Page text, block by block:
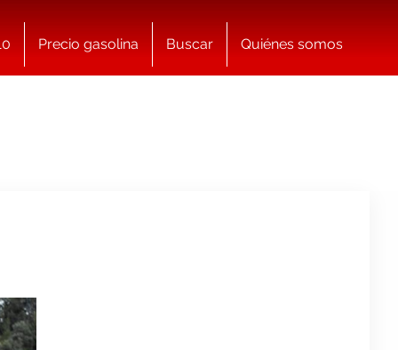
Precio gasolina Buscar Quiénes somos